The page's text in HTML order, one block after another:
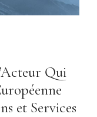
Qui
et Services